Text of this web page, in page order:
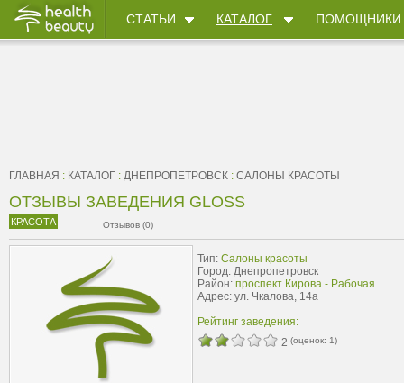
СТАТЬИ КАТАЛОГ ПОМОЩНИКИ
ГЛАВНАЯ : КАТАЛОГ : ДНЕПРОПЕТРОВСК : САЛОНЫ КРАСОТЫ
ОТЗЫВЫ ЗАВЕДЕНИЯ GLOSS
КРАСОТА Отзывов (0)
Тип: Салоны красоты
Город: Днепропетровск
Район: проспект Кирова - Рабочая
Адрес: ул. Чкалова, 14а
Рейтинг заведения:
2 (оценок: 1)